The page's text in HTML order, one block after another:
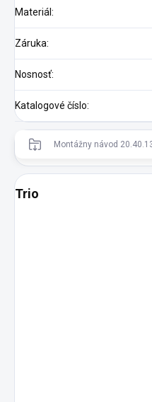
Materiál :
Záruka:
Nosnosť:
Katalogové číslo:
Montážny návod
Trio